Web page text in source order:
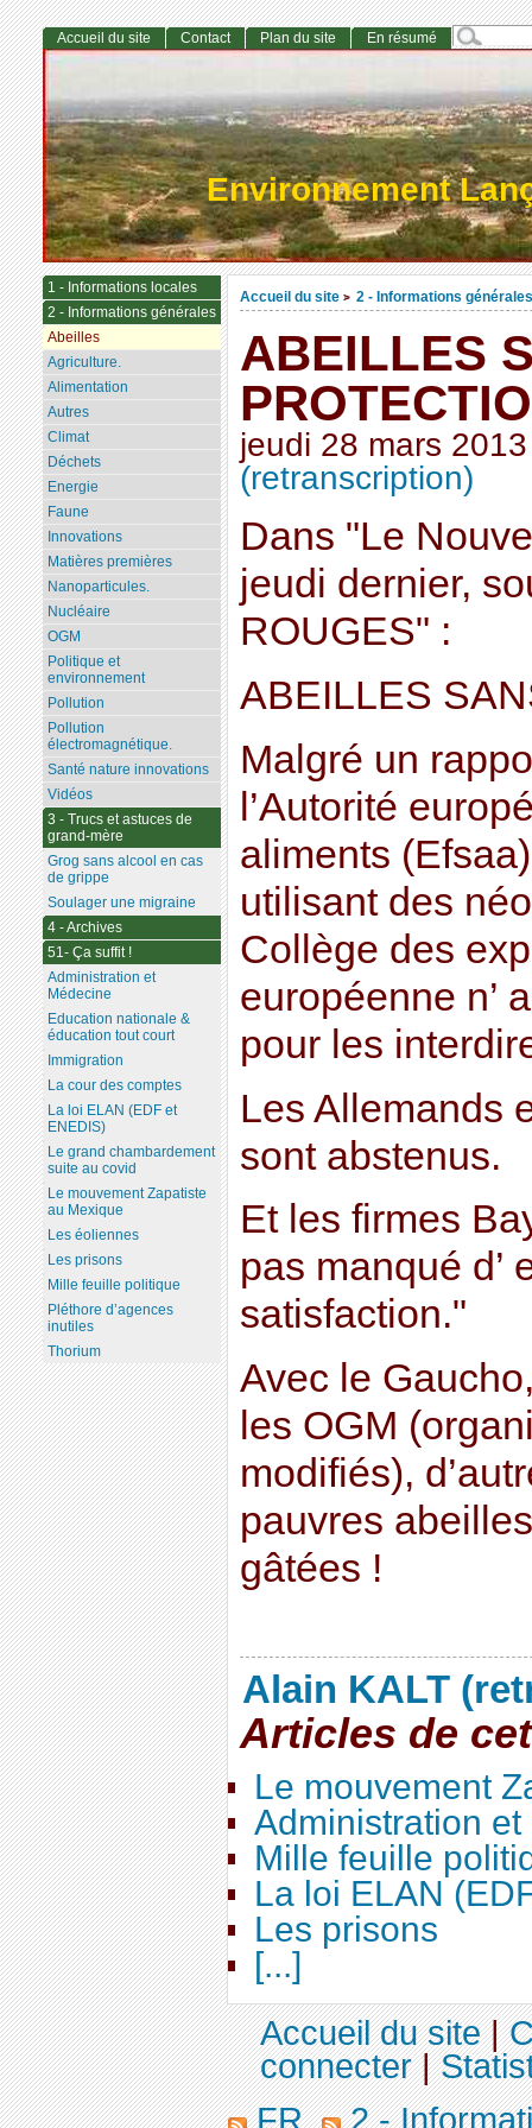
Environnement
Accueil du site > 2 - Informations générales
ABEILLES
jeudi 28 mars 2013
(retranscription)
Dans "Le
jeudi dernier,
ROUGES" :
ABEILLES
Malgré un
l’Autorité
aliments
utilisant des
Collège des
européenne n’
pour les
Les Allemands
sont abstenus.
Et les firmes
pas manqué d’
satisfaction."
Avec le
les OGM
modifiés),
pauvres
gâtées !
Alain KALT
Articles de
Le mouvement
Administration
Mille feuille
La loi ELAN
Les prisons
[...]
Accueil du site Contact Plan du site En résumé
1 - Informations locales
2 - Informations générales
Abeilles
Agriculture.
Alimentation
Autres
Climat
Déchets
Energie
Faune
Innovations
Matières premières
Nanoparticules.
Nucléaire
OGM
Politique et
environnement
Pollution
Pollution
électromagnétique.
Santé nature innovations
Vidéos
3 - Trucs et astuces de
grand-mère
Grog sans alcool en cas
de grippe
Soulager une migraine
4 - Archives
51- Ça suffit !
Administration et
Médecine
Education nationale &
éducation tout court
Immigration
La cour des comptes
La loi ELAN (EDF et
ENEDIS)
Le grand chambardement
suite au covid
Le mouvement Zapatiste
au Mexique
Les éoliennes
Les prisons
Mille feuille politique
Pléthore d’agences
inutiles
Thorium
Accueil du site|
connecter|
FR
2 -